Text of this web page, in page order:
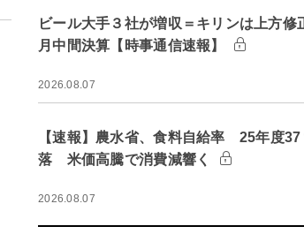
ビール大手３社が増収＝キリンは上方修
月中間決算【時事通信速報】
2026.08.07
【速報】農水省、食料自給率 25年度37
落 米価高騰で消費減響く
2026.08.07